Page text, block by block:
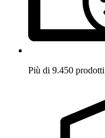
Più di 9.450 prodotti